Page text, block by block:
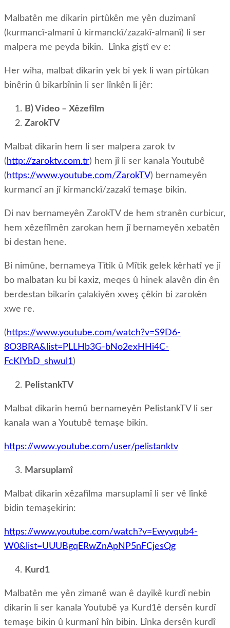
Malbatên me dikarin pirtûkên me yên duzimanî
(kurmancî-almanî û kirmanckî/zazakî-almanî) li ser
malpera me peyda bikin. Lînka giştî ev e:
Her wiha, malbat dikarin yek bi yek li wan pirtûkan
binêrin û bikarbînin li ser lînkên li jêr:
B) Video – Xêzefîlm
ZarokTV
Malbat dikarin hem li ser malpera zarok tv
( http://zaroktv.com.tr) hem jî li ser kanala Youtubê
( https://www.youtube.com/ZarokTV) bernameyên
kurmancî an jî kirmanckî/zazakî temaşe bikin.
Di nav bernameyên ZarokTV de hem stranên curbicur,
hem xêzefîlmên zarokan hem jî bernameyên xebatên
bi destan hene.
Bi nimûne, bernameya Tîtik û Mîtik gelek kêrhatî ye ji
bo malbatan ku bi kaxiz, meqes û hinek alavên din ên
berdestan bikarin çalakiyên xweş çêkin bi zarokên
xwe re.
( https://www.youtube.com/watch?v=S9D6-
8O3BRA&list=PLLHb3G-bNo2exHHi4C-
FcKIYbD_shwul1)
PelistankTV
Malbat dikarin hemû bernameyên PelistankTV li ser
kanala wan a Youtubê temaşe bikin.
https://www.youtube.com/user/pelistanktv
Marsuplamî
Malbat dikarin xêzafîlma marsuplamî li ser vê lînkê
bidin temaşekirin:
https://www.youtube.com/watch?v=Ewyvqub4-
W0&list=UUUBgqERwZnApNP5nFCjesQg
Kurd1
Malbatên me yên zimanê wan ê dayikê kurdî nebin
dikarin li ser kanala Youtubê ya Kurd1ê dersên kurdî
temaşe bikin û kurmanî hîn bibin. Lînka dersên kurdî